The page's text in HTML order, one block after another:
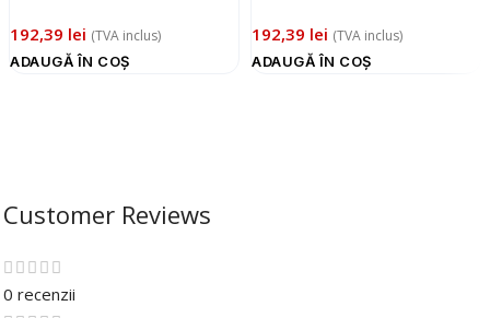
192,39 lei (TVA inclus)
ADAUGĂ ÎN COȘ
192,39 lei (TVA inclus)
ADAUGĂ ÎN COȘ
Customer Reviews
0 recenzii